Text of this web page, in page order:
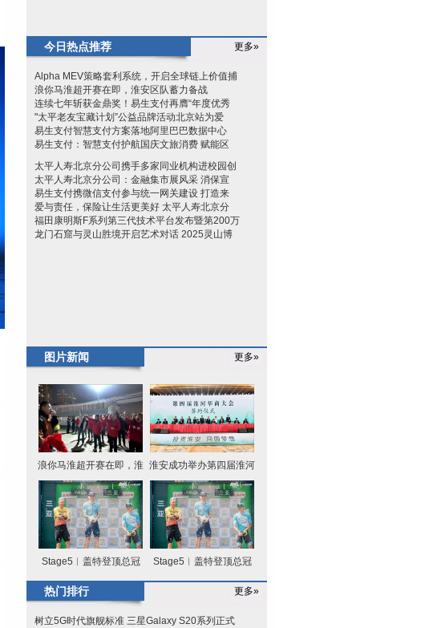
今日热点推荐 更多»
Alpha MEV策略套利系统，开启全球链上价值捕
浪你马淮超开赛在即，淮安区队蓄力备战
连续七年斩获金鼎奖！易生支付再膺“年度优秀
"太平老友宝藏计划”公益品牌活动北京站为爱
易生支付智慧支付方案落地阿里巴巴数据中心
易生支付：智慧支付护航国庆文旅消费 赋能区
太平人寿北京分公司携手多家同业机构进校园创
太平人寿北京分公司：金融集市展风采 消保宣
易生支付携微信支付参与统一网关建设 打造来
爱与责任，保险让生活更美好 太平人寿北京分
福田康明斯F系列第三代技术平台发布暨第200万
龙门石窟与灵山胜境开启艺术对话 2025灵山博
图片新闻 更多»
浪你马淮超开赛在即，淮
安区队
淮安成功举办第四届淮河
华商大
Stage5︱盖特登顶总冠
Stage5︱盖特登顶总冠
热门排行 更多»
树立5G时代旗舰标准 三星Galaxy S20系列正式